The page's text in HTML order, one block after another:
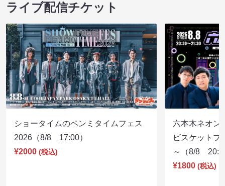
ライブ配信チケット
ショータイムのペンミタイムフェス
2026（8/8 17:00）
¥2000 (税込)
六本木ネオン
ビスケットブ
～（8/8
¥1800 (税込)